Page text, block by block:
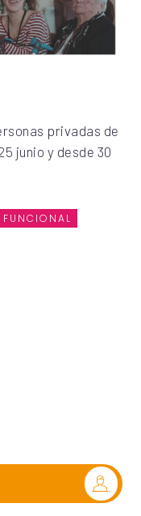
privadas de
junio y desde 30